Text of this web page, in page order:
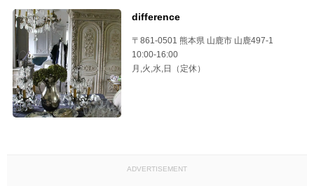
difference
〒861-0501 熊本県 山鹿市 山鹿497-1
10:00-16:00
月,火,水,日（定休）
ADVERTISEMENT